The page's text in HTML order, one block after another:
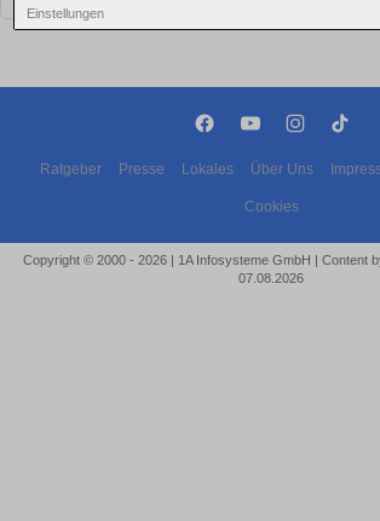
Einstellungen
Ratgeber Presse Lokales Über Uns
Cookies
Copyright © 2000 - 2026 | 1A Infosysteme GmbH | Content
07.08.2026